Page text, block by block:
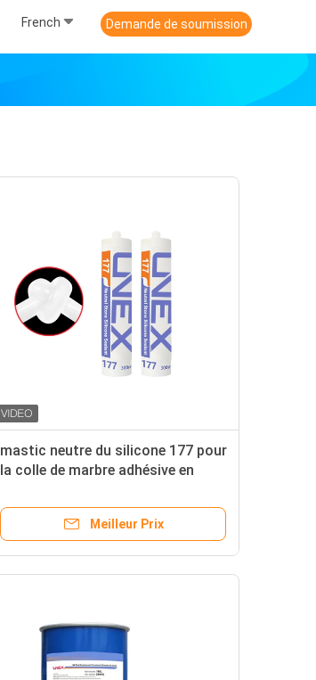
French Demande de soumission
mastic neutre du silicone 177 pour
la colle de marbre adhésive en
Meilleur Prix